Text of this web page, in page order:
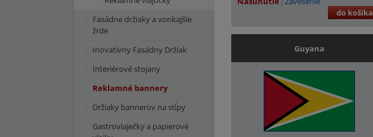
do košíka
Guyana
Fasádne držiaky a vonkajšie
žrde
Inovatívny Fasádny Držiak
Interiérové stojany
Reklamné bannery
Držiaky bannerov na stĺpy
Gastrovlaječky a papierové